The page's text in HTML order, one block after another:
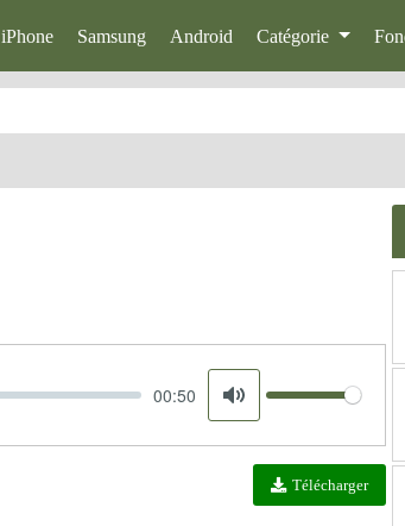
iPhone Samsung Android Catégorie
00:50
Mute
Volume
Télécharger